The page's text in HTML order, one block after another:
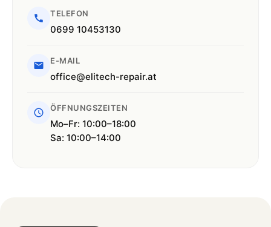
TELEFON
0699 10453130
E-MAIL
office@elitech-repair.at
ÖFFNUNGSZEITEN
Mo–Fr: 10:00–18:00
Sa: 10:00–14:00